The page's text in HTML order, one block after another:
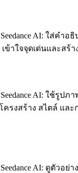
AI: ใส่คำอ
ข้าใจจุดเด่นและสร้
AI: ใช้รูป
รงสร้าง สไตล์ และ
AI: ดูตัวอย่